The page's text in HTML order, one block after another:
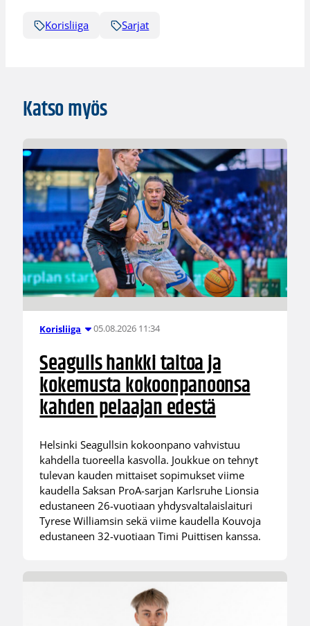
Korisliiga Sarjat
Katso myös
Korisliiga 05.08.2026 11:34
Seagulls hankki taitoa ja
kokemusta kokoonpanoonsa
kahden pelaajan edestä
Helsinki Seagullsin kokoonpano vahvistuu
kahdella tuoreella kasvolla. Joukkue on tehnyt
tulevan kauden mittaiset sopimukset viime
kaudella Saksan ProA-sarjan Karlsruhe Lionsia
edustaneen 26-vuotiaan yhdysvaltalaislaituri
Tyrese Williamsin sekä viime kaudella Kouvoja
edustaneen 32-vuotiaan Timi Puittisen kanssa.